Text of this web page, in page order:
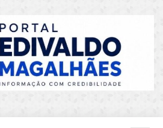
Atualizado!